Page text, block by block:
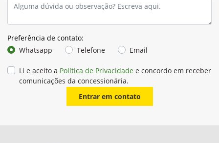
Preferência de contato:
Whatsapp
Telefone Email
Li e aceito a Política de Privacidade e concordo em receber
comunicações da concessionária.
Entrar em contato